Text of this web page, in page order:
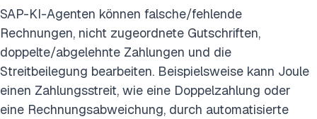
SAP-KI-Agenten können falsche/fehlende
Rechnungen, nicht zugeordnete Gutschriften,
doppelte/abgelehnte Zahlungen und die
Streitbeilegung bearbeiten. Beispielsweise kann Joule
einen Zahlungsstreit, wie eine Doppelzahlung oder
eine Rechnungsabweichung, durch automatisierte